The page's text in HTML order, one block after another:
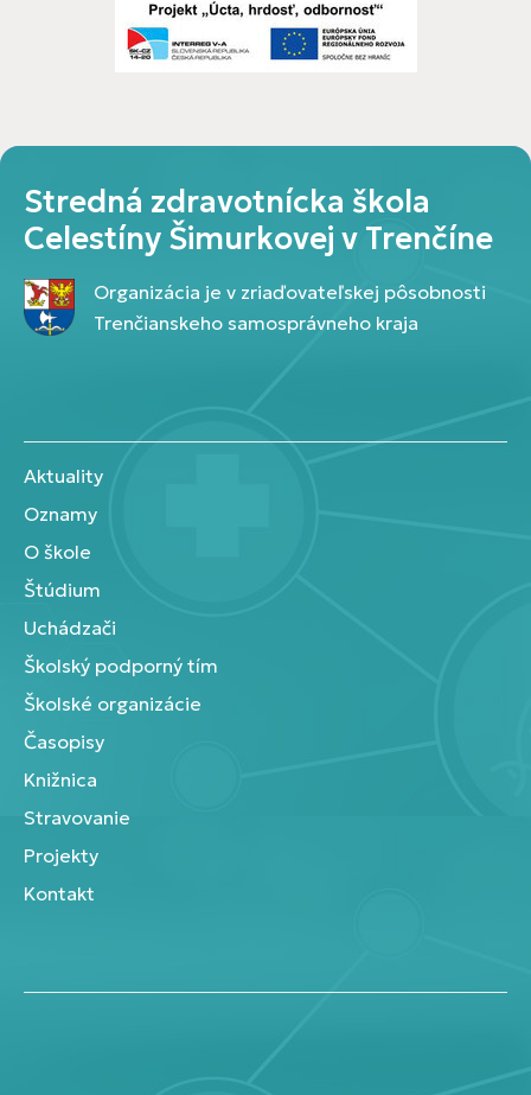
Stredná zdravotnícka škola
Celestíny Šimurkovej v Trenčíne
Organizácia je v zriaďovateľskej pôsobnosti
Trenčianskeho samosprávneho kraja
Aktuality
Oznamy
O škole
Štúdium
Uchádzači
Školský podporný tím
Školské organizácie
Časopisy
Knižnica
Stravovanie
Projekty
Kontakt